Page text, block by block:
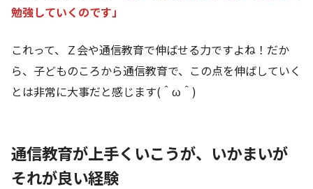
勉強していくのです」
これって、Ｚ会や通信教育で伸ばせる力ですよね！だか
ら、子どものころから通信教育で、この点を伸ばしていく
とは非常に大事だと感じます(＾ω＾)
通信教育が上手くいこうが、いかまいが
それが良い経験